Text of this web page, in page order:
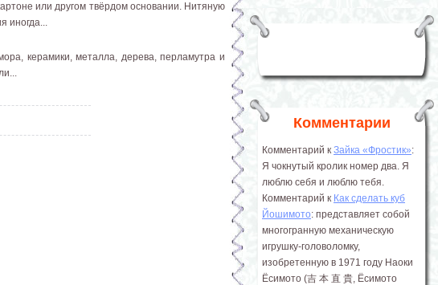
или другом твёрдом основании. Нитяную
иногда...
керамики, металла, дерева, перламутра и
Комментарии
Комментарий к Зайка «Фростик»:
Я чокнутый кролик номер два. Я
люблю себя и люблю тебя.
Комментарий к Как сделать куб
Йошимото: представляет собой
многогранную механическую
игрушку-головоломку,
изобретенную в 1971 году Наоки
Ёсимото (吉 本 直 貴, Ёсимото